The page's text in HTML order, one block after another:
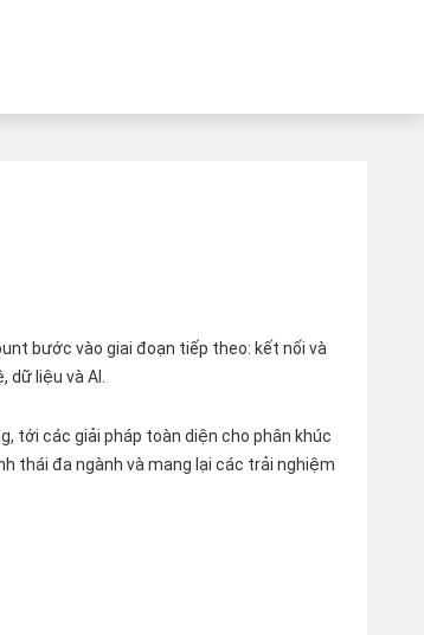
bước vào giai đoạn tiếp theo: kết nối và
liệu và AI.
tới các giải pháp toàn diện cho phân khúc
thái đa ngành và mang lại các trải nghiệm